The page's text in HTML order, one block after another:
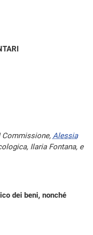
Commissione, Alessia
Ilaria Fontana, e
dei beni, nonché